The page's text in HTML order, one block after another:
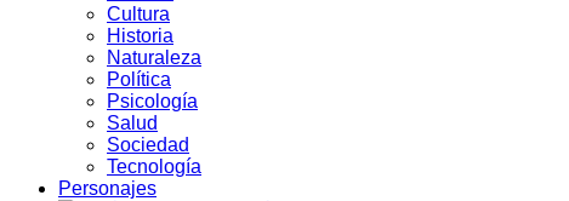
Cultura
Historia
Naturaleza
Política
Psicología
Salud
Sociedad
Tecnología
Personajes